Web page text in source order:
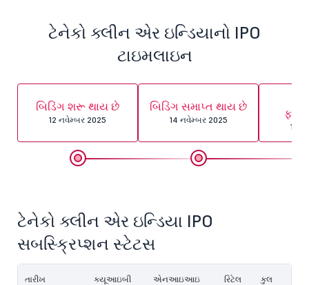
ટેનેકો ક્લીન એર ઇન્ડિયાનો IPO
ટાઇમલાઇન
બિડિંગ શરૂ થાય છે
12 નવેમ્બર 2025
બિડિંગ સમાપ્ત થાય છે
14 નવેમ્બર 2025
17
ટેનેકો ક્લીન એર ઇન્ડિયા IPO
સબસ્ક્રિપ્શન સ્ટેટસ
તારીખ ક્યૂઆઇબી એનઆઇઆઇ રિટેલ કુલ